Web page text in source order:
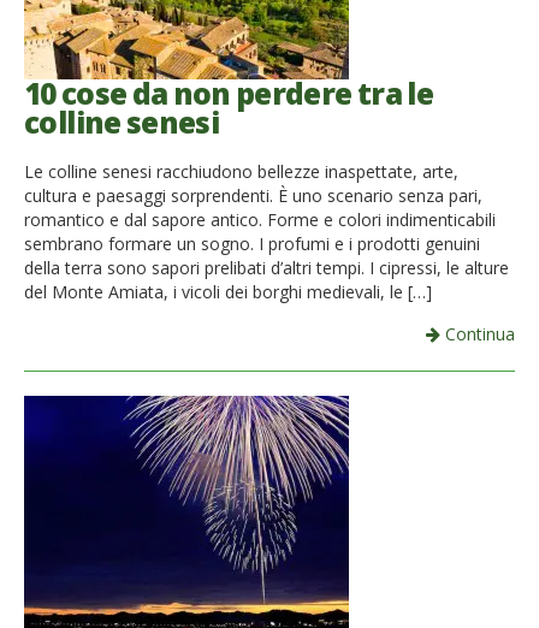
10 cose da non perdere tra le
colline senesi
Le colline senesi racchiudono bellezze inaspettate, arte,
cultura e paesaggi sorprendenti. È uno scenario senza pari,
romantico e dal sapore antico. Forme e colori indimenticabili
sembrano formare un sogno. I profumi e i prodotti genuini
della terra sono sapori prelibati d’altri tempi. I cipressi, le alture
del Monte Amiata, i vicoli dei borghi medievali, le […]
Continua